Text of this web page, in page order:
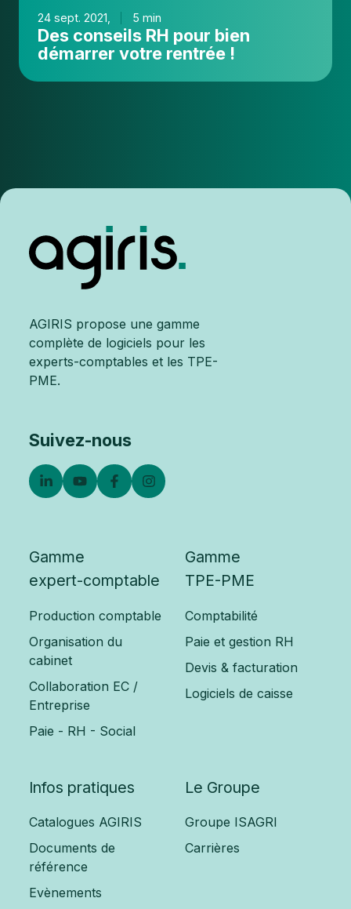
24 sept. 2021, 5 min
Des conseils RH pour bien
démarrer votre rentrée !
AGIRIS propose une gamme
complète de logiciels pour les
experts-comptables et les TPE-
PME.
Suivez-nous
Gamme
expert-comptable
Production comptable
Organisation du
cabinet
Collaboration EC /
Entreprise
Paie - RH - Social
Gamme
TPE-PME
Comptabilité
Paie et gestion RH
Devis & facturation
Logiciels de caisse
Infos pratiques
Catalogues AGIRIS
Documents de
référence
Evènements
Le Groupe
Groupe ISAGRI
Carrières